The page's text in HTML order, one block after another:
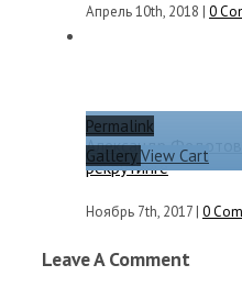
Апрель 10th, 2018 | 0
Permalink
GalleryView Cart
Александр
рекрутинге
Ноябрь 7th, 2017 | 0
Leave A Comment